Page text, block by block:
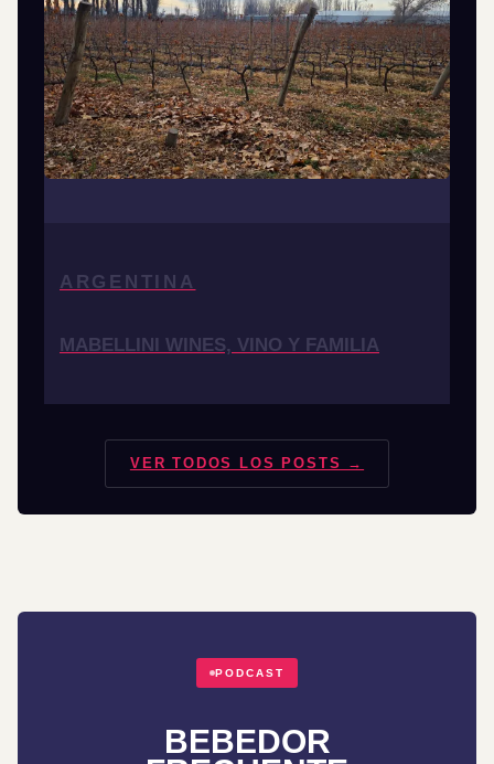
ARGENTINA
MABELLINI WINES, VINO Y FAMILIA
VER TODOS LOS POSTS →
PODCAST
BEBEDOR